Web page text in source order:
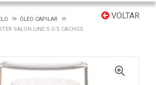
VOLTAR
ÓLEO CAPILAR
SALON LINE S.O.S CACHOS